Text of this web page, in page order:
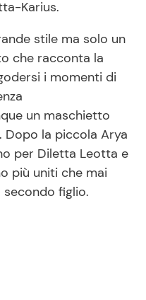
Karius.
stile ma solo un
che racconta la
i momenti di
un maschietto
Dopo la piccola Arya
per Diletta Leotta e
più uniti che mai
figlio.